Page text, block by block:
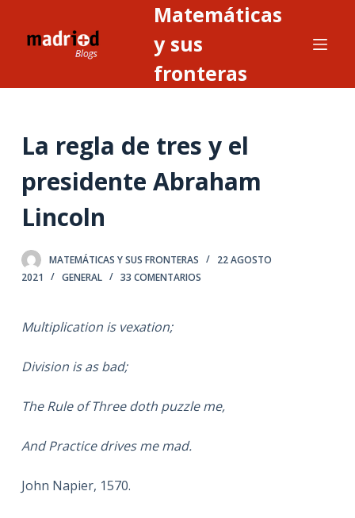
e
n
d
Matemáticas
y sus
fronteras
La regla de tres y el
presidente Abraham
Lincoln
MATEMÁTICAS Y SUS FRONTERAS
22 AGOSTO
2021
GENERAL 33 COMENTARIOS
Multiplication is vexation;
Division is as bad;
The Rule of Three doth puzzle me,
And Practice drives me mad.
John Napier, 1570.